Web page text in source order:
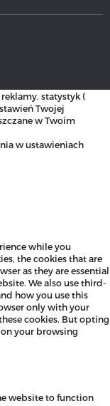
statystyk (
Twojej
w Twoim
w ustawieniach
while you
the cookies that are
as they are essential
We also use third-
how you use this
only with your
cookies. But opting
on your browsing
website to function